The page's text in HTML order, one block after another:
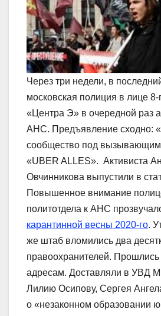
Через три недели, в
московская полиция в лице 8-
«Центра Э» в очередной раз
АНС. Предъявление сходно:
сообщество под
«UBER ALLES». Активиста
Овчинникова выпустили в
Повышенное внимание
политотдела к АНС
карантинной весны 2020-го.
же штаб вломились два
правоохранителей.
адресам. Доставляли в УВД
Лилию Осипову, Сергея
о «незаконном образовании